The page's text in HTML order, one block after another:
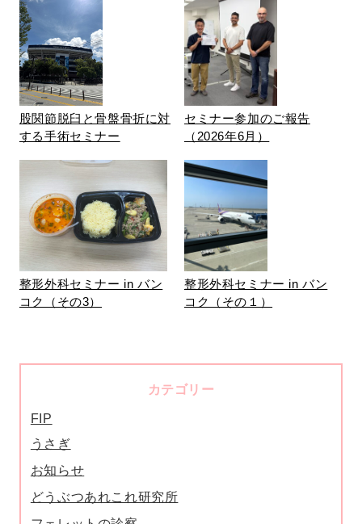
股関節脱臼と骨盤骨折に対
する手術セミナー
セミナー参加のご報告
（2026年6月）
整形外科セミナー in バン
コク（その3）
整形外科セミナー in バン
コク（その１）
カテゴリー
FIP
うさぎ
お知らせ
どうぶつあれこれ研究所